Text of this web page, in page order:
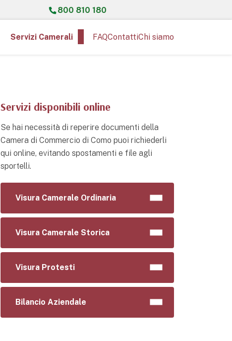
800 810 180
Servizi Camerali FAQContattiChi siamo
Servizi disponibili online
Se hai necessità di reperire documenti della
Camera di Commercio di Como puoi richiederli
qui online, evitando spostamenti e file agli
sportelli.
Visura Camerale Ordinaria
Visura Camerale Storica
Visura Protesti
Bilancio Aziendale